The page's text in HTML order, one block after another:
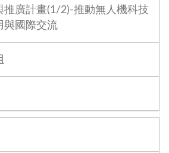
推廣計畫(1/2)-推動無人機科技
與國際交流